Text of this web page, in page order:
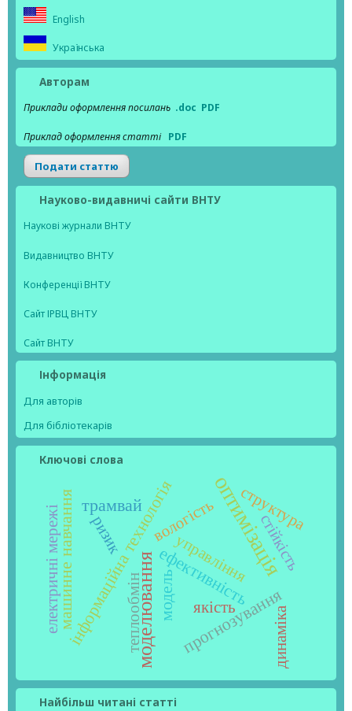
English
Українська
Авторам
Приклади оформлення посилань .doc PDF
Приклад оформлення статті PDF
Подати статтю
Науково-видавничі сайти ВНТУ
Наукові журнали ВНТУ
Видавництво ВНТУ
Конференції ВНТУ
Сайт ІРВЦ ВНТУ
Сайт ВНТУ
Інформація
Для авторів
Для бібліотекарів
Ключові слова
оптимізація
моделювання
інформаційна технологіяефективність
машинне навчання модель прогнозування
трамвай вологість
ризик управління
теплообмін
структура
стійкість
якість динаміка
електричні мережі
Найбільш читані статті